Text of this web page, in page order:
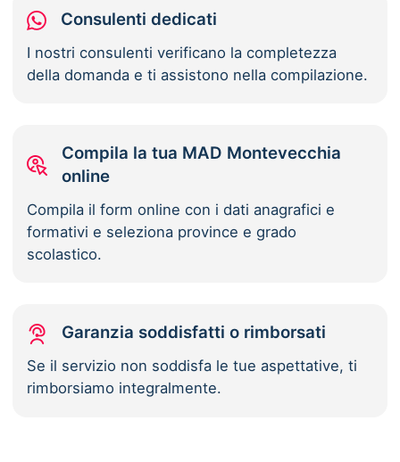
Consulenti dedicati
I nostri consulenti verificano la completezza
della domanda e ti assistono nella compilazione.
Compila la tua MAD Montevecchia
online
Compila il form online con i dati anagrafici e
formativi e seleziona province e grado
scolastico.
Garanzia soddisfatti o rimborsati
Se il servizio non soddisfa le tue aspettative, ti
rimborsiamo integralmente.